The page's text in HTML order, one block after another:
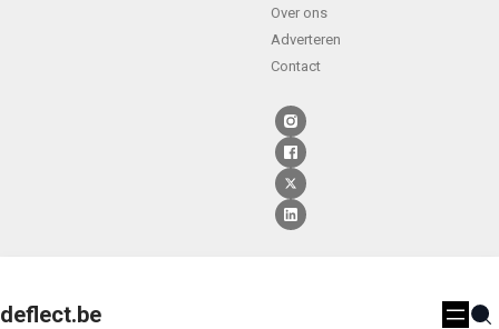
Over ons
Adverteren
Contact
deflect.be